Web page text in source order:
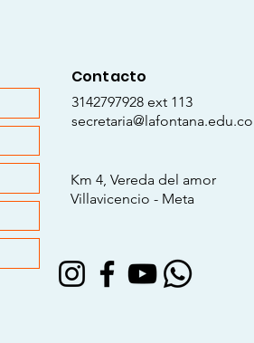
Contacto
3142797928 ext 113
secretaria@lafontana.edu.co
Km 4, Vereda del amor
Villavicencio - Meta